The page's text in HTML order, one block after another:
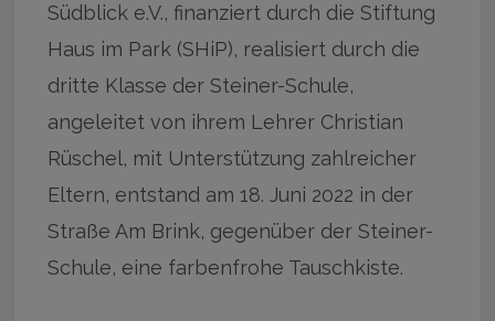
Südblick e.V., finanziert durch die Stiftung
Haus im Park (SHiP), realisiert durch die
dritte Klasse der Steiner-Schule,
angeleitet von ihrem Lehrer Christian
Rüschel, mit Unterstützung zahlreicher
Eltern, entstand am 18. Juni 2022 in der
Straße Am Brink, gegenüber der Steiner-
Schule, eine farbenfrohe Tauschkiste.